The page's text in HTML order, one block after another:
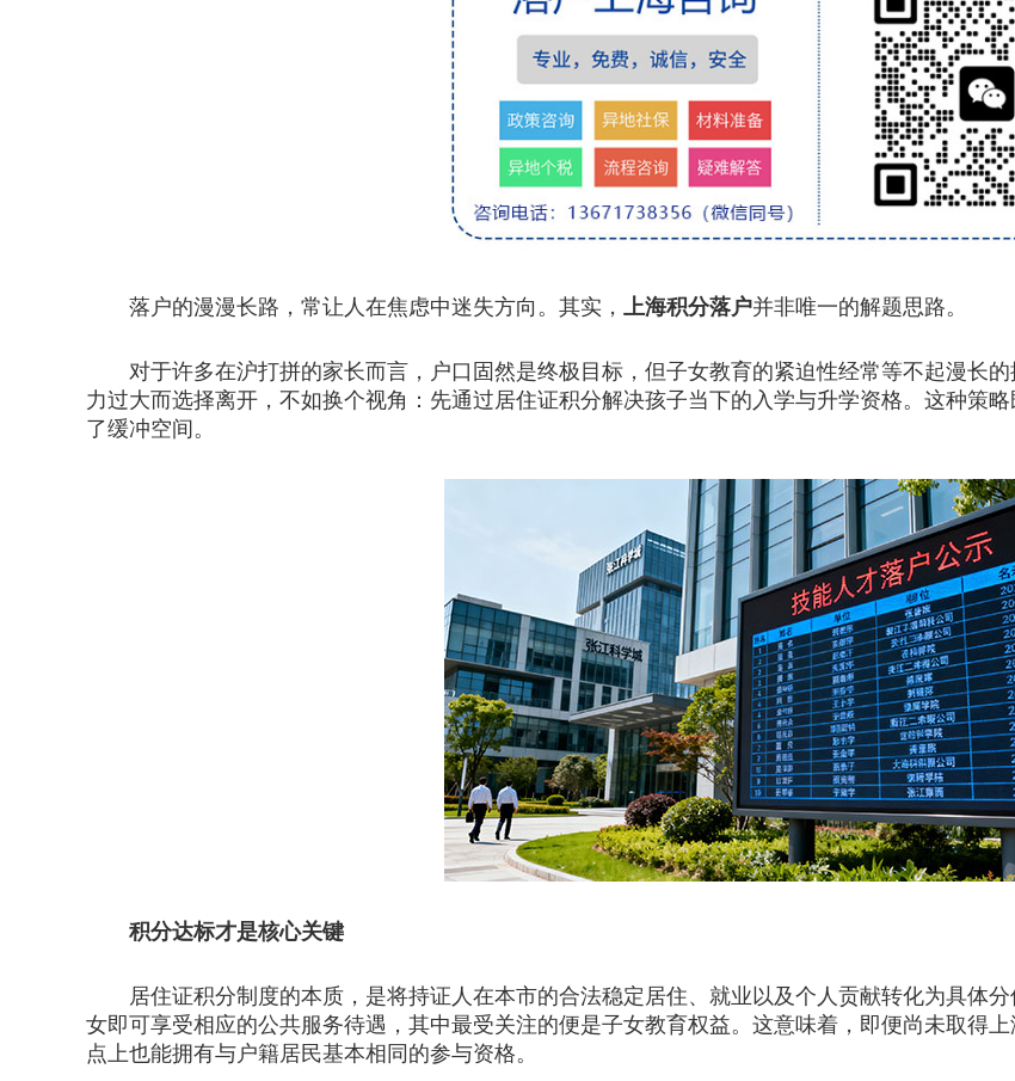
落户的漫漫长路，常让人在焦虑中迷失方向。其实， 上海积分落户并非唯一的解题思路。
对于许多在沪打拼的家长而言，户口固然是终极目标，但子女教育的紧迫性经常等不起漫长的
力过大而选择离开，不如换个视角：先通过居住证积分解决孩子当下的入学与升学资格。这种策
了缓冲空间。
积分达标才是核心关键
居住证积分制度的本质，是将持证人在本市的合法稳定居住、就业以及个人贡献转化为具体分
女即可享受相应的公共服务待遇，其中最受关注的便是子女教育权益。这意味着，即便尚未取得
点上也能拥有与户籍居民基本相同的参与资格。